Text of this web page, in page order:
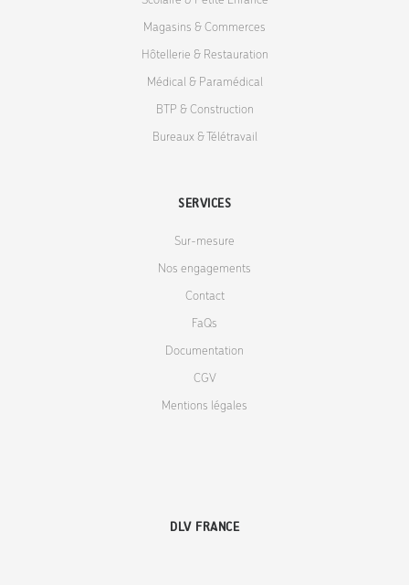
Magasins & Commerces
Hôtellerie & Restauration
Médical & Paramédical
BTP & Construction
Bureaux & Télétravail
SERVICES
Sur-mesure
Nos engagements
Contact
FaQs
Documentation
CGV
Mentions légales
DLV FRANCE